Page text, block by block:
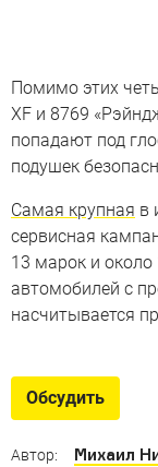
Помимо этих
XF и 8769
попадают под
подушек
Самая крупная в
сервисная
13 марок и
автомобилей с
насчитывается
Обсудить
Автор: Михаил